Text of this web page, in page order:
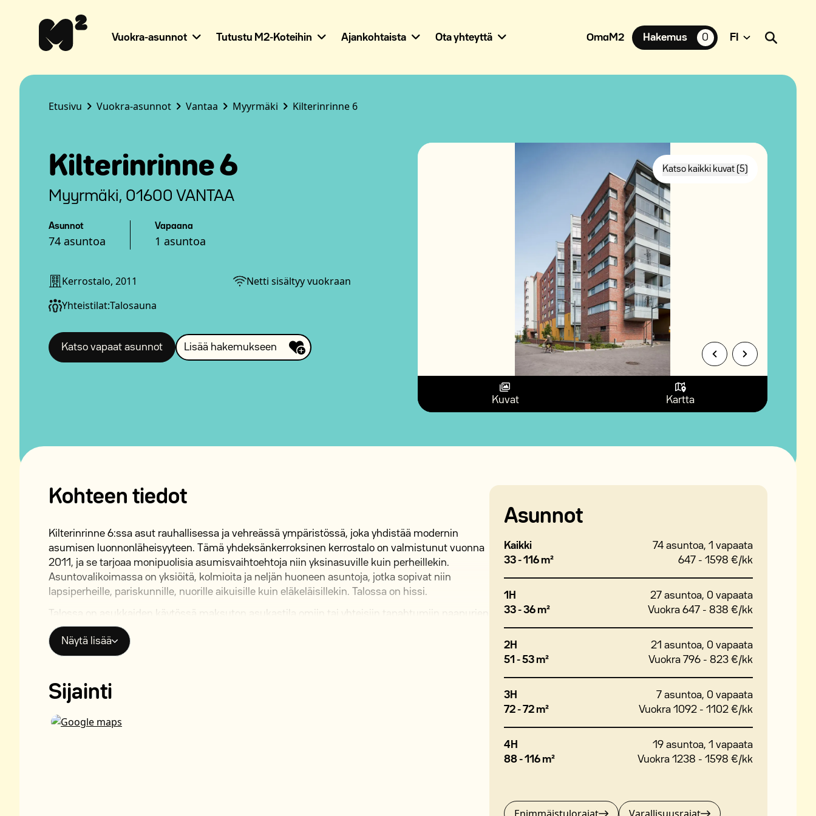
sisältöön
sivuston
käyttöön
näkövammaisille
Vuokra-asunnot Tutustu M2-Koteihin Ajankohtaista Ota yhteyttä OmaM2 Hakemus
suosikkiasuntoja,
0
Etusivu Vuokra-asunnot Vantaa Myyrmäki Kilterinrinne 6
Katso kaikki kuvat (5)
Kuvat Kartta
Kilterinrinne 6
Myyrmäki, 01600 VANTAA
Asunnot
74 asuntoa
Vapaana
1 asuntoa
Kerrostalo, 2011
Netti sisältyy vuokraan
Yhteistilat:Talosauna
Katso vapaat asunnot Lisää hakemukseen
Kohteen tiedot
Kilterinrinne 6:ssa asut rauhallisessa ja vehreässä ympäristössä, joka yhdistää modernin
asumisen luonnonläheisyyteen. Tämä yhdeksänkerroksinen kerrostalo on valmistunut vuonna
2011, ja se tarjoaa monipuolisia asumisvaihtoehtoja niin yksinasuville kuin perheillekin.
Asuntovalikoimassa on yksiöitä, kolmioita ja neljän huoneen asuntoja, jotka sopivat niin
lapsiperheille, pariskunnille, nuorille aikuisille kuin eläkeläisillekin. Talossa on hissi.
Talossa on asukkaiden käytössä maksuton asukastila omiin tai yhteisiin tapahtumiin naapurien
kanssa sekä pesutupa ja kuivaushuone pyykkihuoltoon. Talon piha-alueelta löytyy lapsille
viihtyisä leikkipaikka. Asumismukavuutta lisää vuokraan sisältyvä DNA 50 M laajakaistayhteys.
Vesimaksu on kiinteä 26 €/hlö/kk. Lemmikit ovat tervetulleita.
Myyrmäki asuinalueena
Myyrmäki on vilkas ja viihtyisä asuinalue Länsi-Vantaalla, ja se tarjoaa asukkailleen laajan
Näytä lisää
Sijainti
Asunnot
Kaikki
33 - 116 m²
74 asuntoa, 1 vapaata
647 - 1598 €/kk
1H
33 - 36 m²
27 asuntoa, 0 vapaata
Vuokra 647 - 838 €/kk
2H
51 - 53 m²
21 asuntoa, 0 vapaata
Vuokra 796 - 823 €/kk
3H
72 - 72 m²
7 asuntoa, 0 vapaata
Vuokra 1092 - 1102 €/kk
4H
88 - 116 m²
19 asuntoa, 1 vapaata
Vuokra 1238 - 1598 €/kk